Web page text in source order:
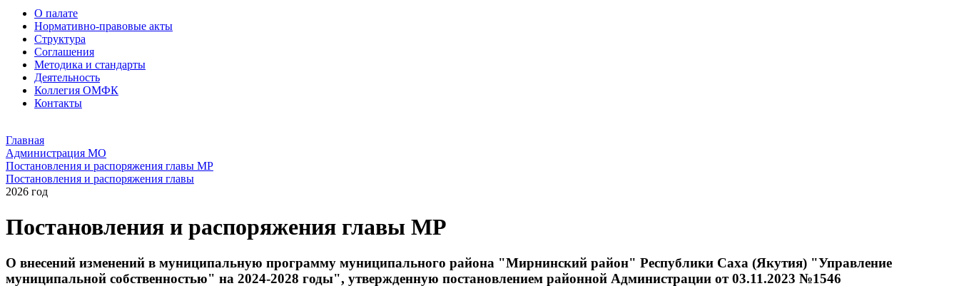
О палате
Нормативно-правовые акты
Структура
Соглашения
Методика и стандарты
Деятельность
Коллегия ОМФК
Контакты
Главная
Администрация МО
Постановления и распоряжения главы МР
Постановления и распоряжения главы
2026 год
Постановления и распоряжения главы МР
О внесений изменений в муниципальную программу муниципального района "Мирнинский район" Республики Саха (Якутия) "Управление
муниципальной собственностью" на 2024-2028 годы", утвержденную постановлением районной Администрации от 03.11.2023 №1546